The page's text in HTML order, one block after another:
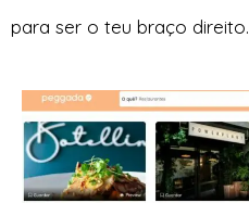
para ser o teu braço direito.